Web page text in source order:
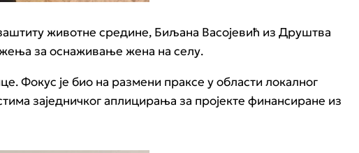
животне средине, Биљана Васојевић из Друштва
за оснаживање жена на селу.
Фокус је био на размени праксе у области локалног
заједничког аплицирања за пројекте финансиране из